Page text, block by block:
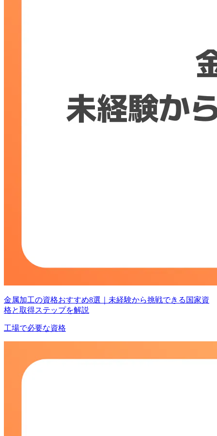
金属加工の資格おすすめ8選｜未経験から挑戦できる国家資
格と取得ステップを解説
工場で必要な資格